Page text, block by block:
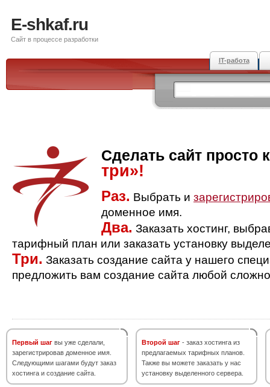
E-shkaf.ru
Сайт в процессе разработки
IT-работа
Сделать сайт просто
три»!
Раз. Выбрать и
доменное имя.
Два. Заказать хостинг,
тарифный план или заказать установку
Три. Заказать создание сайта у нашего
предложить вам создание сайта любой
Первый шаг вы уже сделали,
зарегистрировав доменное имя.
Следующими шагами будут заказ
хостинга и создание сайта.
Второй шаг - заказ хостинга из
предлагаемых тарифных планов.
Также вы можете заказать у нас
установку выделенного сервера.